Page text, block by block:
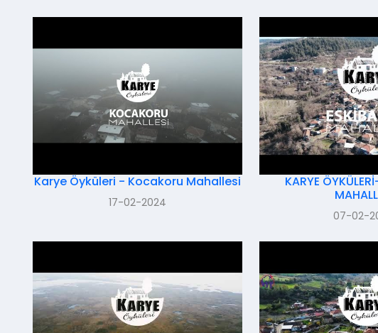
Karye Öyküleri - Kocakoru Mahallesi
17-02-2024
KARYE
07-02-